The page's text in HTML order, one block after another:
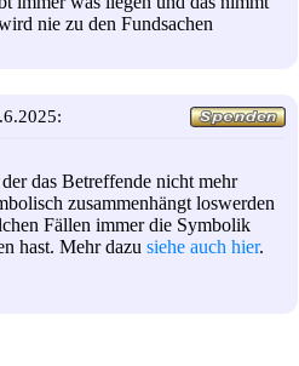
nie zu den Fundsachen
das Betreffende nicht mehr
zusammenhängt loswerden
Fällen immer die Symbolik
hast. Mehr dazu siehe auch hier.